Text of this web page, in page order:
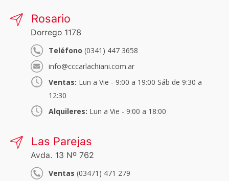
Rosario
Dorrego 1178
Teléfono (0341) 447 3658
info@cccarlachiani.com.ar
Ventas: Lun a Vie - 9:00 a 19:00 Sáb de 9:30 a
12:30
Alquileres: Lun a Vie - 9:00 a 18:00
Las Parejas
Avda. 13 Nº 762
Ventas (03471) 471 279